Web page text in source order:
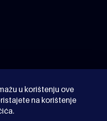
u korištenju ove
na korištenje